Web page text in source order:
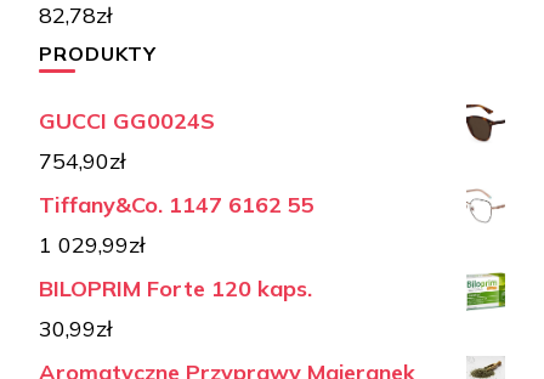
82,78zł
PRODUKTY
GUCCI GG0024S
754,90zł
Tiffany&Co. 1147 6162 55
1 029,99zł
BILOPRIM Forte 120 kaps.
30,99zł
Aromatyczne Przyprawy Majeranek